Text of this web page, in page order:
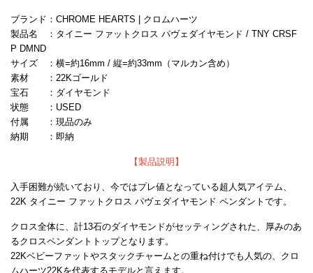
ブランド：CHROME HEARTS | クロムハーツ
製品名 ：タイニー ファットクロス パヴェダイヤモンド / TNY CRSF
P DMND
サイズ ：横=約16mm / 縦=約33mm（マルカン含め）
素材 ：22Kゴールド
宝石 ：ダイヤモンド
状態 ：USED
付属 ：現品のみ
納期 ：即納
【製品説明】
入手困難が続いており、今ではプレ値となっている超人気アイテム、
22K タイニー ファットクロス パヴェダイヤモンド ペンダントです。
クロス全体に、計13石のダイヤモンドがセッティングされた、厚みのあ
るクロスペンダントトップとなります。
22Kベビーファットやスタックチャームとの重ね付けでも人気の、クロ
ムハーツ22Kを代表するモデルと言えます。